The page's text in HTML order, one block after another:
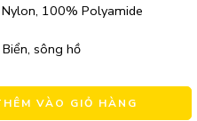
100% Polyamide
Biển, sông hồ
VÀO GIỎ HÀNG